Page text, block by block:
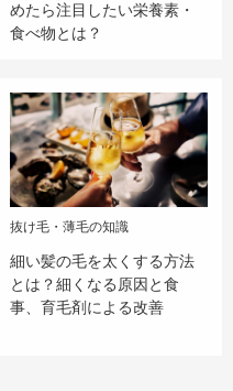
めたら注目したい栄養素・
食べ物とは？
抜け毛・薄毛の知識
細い髪の毛を太くする方法
とは？細くなる原因と食
事、育毛剤による改善